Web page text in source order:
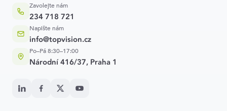
Zavolejte nám
234 718 721
Napište nám
info@topvision.cz
Po–Pá 8:30–17:00
Národní 416/37, Praha 1